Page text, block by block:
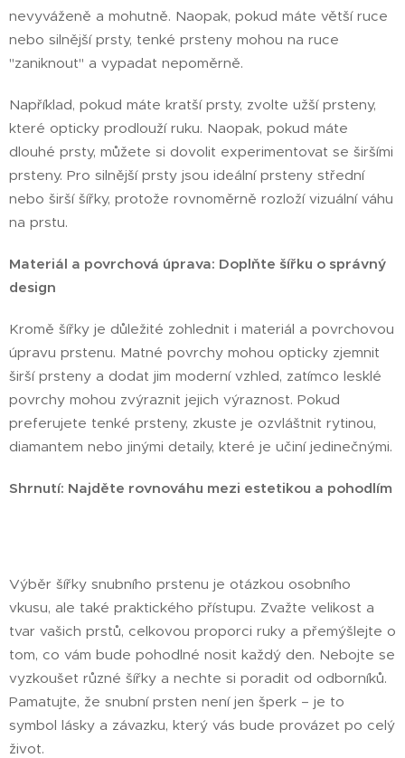
nevyváženě a mohutně. Naopak, pokud máte větší ruce
nebo silnější prsty, tenké prsteny mohou na ruce
"zaniknout" a vypadat nepoměrně.
Například, pokud máte kratší prsty, zvolte užší prsteny,
které opticky prodlouží ruku. Naopak, pokud máte
dlouhé prsty, můžete si dovolit experimentovat se širšími
prsteny. Pro silnější prsty jsou ideální prsteny střední
nebo širší šířky, protože rovnoměrně rozloží vizuální váhu
na prstu.
Materiál a povrchová úprava: Doplňte šířku o správný
design
Kromě šířky je důležité zohlednit i materiál a povrchovou
úpravu prstenu. Matné povrchy mohou opticky zjemnit
širší prsteny a dodat jim moderní vzhled, zatímco lesklé
povrchy mohou zvýraznit jejich výraznost. Pokud
preferujete tenké prsteny, zkuste je ozvláštnit rytinou,
diamantem nebo jinými detaily, které je učiní jedinečnými.
Shrnutí: Najděte rovnováhu mezi estetikou a pohodlím
Výběr šířky snubního prstenu je otázkou osobního
vkusu, ale také praktického přístupu. Zvažte velikost a
tvar vašich prstů, celkovou proporci ruky a přemýšlejte o
tom, co vám bude pohodlné nosit každý den. Nebojte se
vyzkoušet různé šířky a nechte si poradit od odborníků.
Pamatujte, že snubní prsten není jen šperk – je to
symbol lásky a závazku, který vás bude provázet po celý
život.